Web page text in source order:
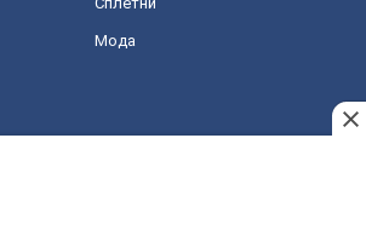
Мода